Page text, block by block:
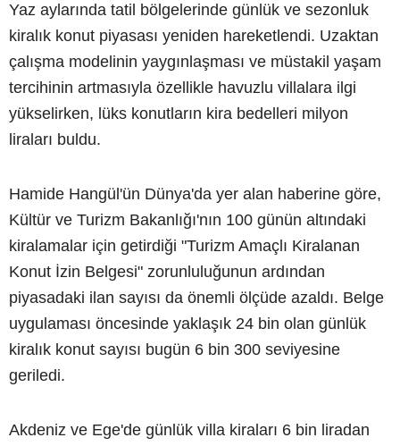
Yaz aylarında tatil bölgelerinde günlük ve sezonluk
kiralık konut piyasası yeniden hareketlendi. Uzaktan
çalışma modelinin yaygınlaşması ve müstakil yaşam
tercihinin artmasıyla özellikle havuzlu villalara ilgi
yükselirken, lüks konutların kira bedelleri milyon
liraları buldu.
Hamide Hangül'ün Dünya'da yer alan haberine göre,
Kültür ve Turizm Bakanlığı'nın 100 günün altındaki
kiralamalar için getirdiği "Turizm Amaçlı Kiralanan
Konut İzin Belgesi" zorunluluğunun ardından
piyasadaki ilan sayısı da önemli ölçüde azaldı. Belge
uygulaması öncesinde yaklaşık 24 bin olan günlük
kiralık konut sayısı bugün 6 bin 300 seviyesine
geriledi.
Akdeniz ve Ege'de günlük villa kiraları 6 bin liradan